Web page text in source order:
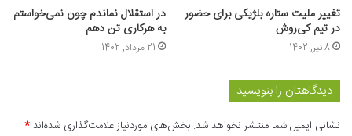
تغییر ملیت ستاره بلژیکی برای حضور
در تیم کی‌روش
8 تیر, 1402
در استقلال نماندم چون نمی‌خواستم
به هرکاری تن دهم
21 مرداد, 1402
دیدگاهتان را بنویسید
نشانی ایمیل شما منتشر نخواهد شد. بخش‌های موردنیاز علامت‌گذاری شده‌اند*